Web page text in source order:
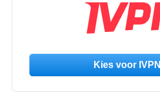
Kies voor IVPN